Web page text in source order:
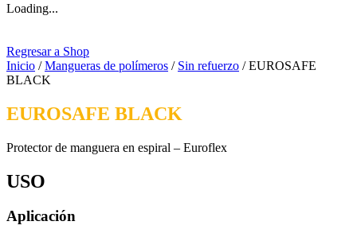
Loading...
Regresar a Shop
Inicio /Mangueras de polímeros / Sin refuerzo / EUROSAFE
BLACK
EUROSAFE BLACK
Protector de manguera en espiral – Euroflex
USO
Aplicación